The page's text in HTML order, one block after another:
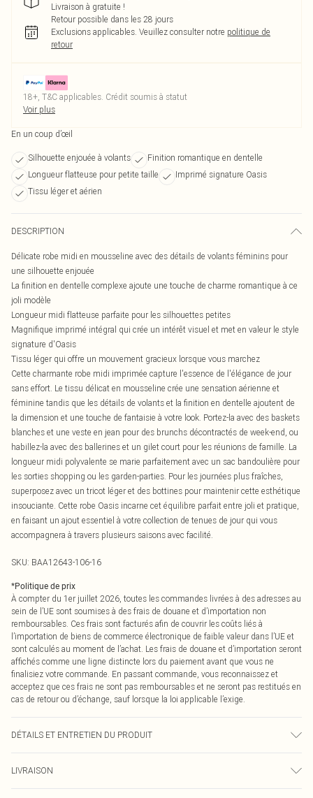
Livraison à gratuite !
Retour possible dans les 28 jours
Exclusions applicables. Veuillez consulter notre politique de
retour
18+, T&C applicables. Crédit soumis à statut
Voir plus
En un coup d’œil
Silhouette enjouée à volants
Finition romantique en dentelle
Longueur flatteuse pour petite taille
Imprimé signature Oasis
Tissu léger et aérien
DESCRIPTION
Délicate robe midi en mousseline avec des détails de volants féminins pour
une silhouette enjouée
La finition en dentelle complexe ajoute une touche de charme romantique à ce
joli modèle
Longueur midi flatteuse parfaite pour les silhouettes petites
Magnifique imprimé intégral qui crée un intérêt visuel et met en valeur le style
signature d'Oasis
Tissu léger qui offre un mouvement gracieux lorsque vous marchez
Cette charmante robe midi imprimée capture l'essence de l'élégance de jour
sans effort. Le tissu délicat en mousseline crée une sensation aérienne et
féminine tandis que les détails de volants et la finition en dentelle ajoutent de
la dimension et une touche de fantaisie à votre look. Portez-la avec des baskets
blanches et une veste en jean pour des brunchs décontractés de week-end, ou
habillez-la avec des ballerines et un gilet court pour les réunions de famille. La
longueur midi polyvalente se marie parfaitement avec un sac bandoulière pour
les sorties shopping ou les garden-parties. Pour les journées plus fraîches,
superposez avec un tricot léger et des bottines pour maintenir cette esthétique
insouciante. Cette robe Oasis incarne cet équilibre parfait entre joli et pratique,
en faisant un ajout essentiel à votre collection de tenues de jour qui vous
accompagnera à travers plusieurs saisons avec facilité.
SKU: BAA12643-106-16
*Politique de prix
À compter du 1er juillet 2026, toutes les commandes livrées à des adresses au
sein de l’UE sont soumises à des frais de douane et d’importation non
remboursables. Ces frais sont facturés afin de couvrir les coûts liés à
l’importation de biens de commerce électronique de faible valeur dans l’UE et
sont calculés au moment de l’achat. Les frais de douane et d’importation seront
affichés comme une ligne distincte lors du paiement avant que vous ne
finalisiez votre commande. En passant commande, vous reconnaissez et
acceptez que ces frais ne sont pas remboursables et ne seront pas restitués en
cas de retour ou d’échange, sauf lorsque la loi applicable l’exige.
DÉTAILS ET ENTRETIEN DU PRODUIT
LIVRAISON